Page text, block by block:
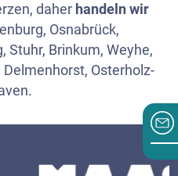
daher handeln wir
Osnabrück,
Stuhr, Brinkum, Weyhe,
Osterholz-